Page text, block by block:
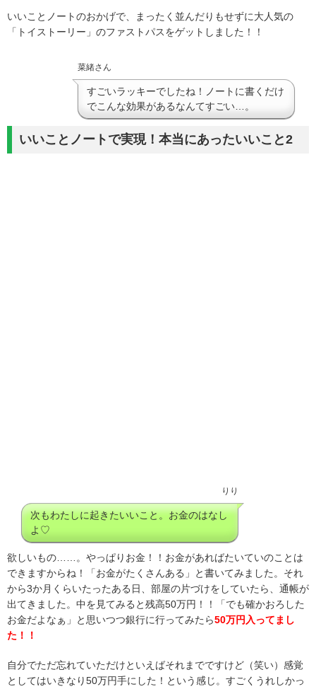
いいことノートのおかげで、まったく並んだりもせずに大人気の
「トイストーリー」のファストパスをゲットしました！！
菜緒さん
すごいラッキーでしたね！ノートに書くだけ
でこんな効果があるなんてすごい…。
いいことノートで実現！本当にあったいいこと2
りり
次もわたしに起きたいいこと。お金のはなし
よ♡
欲しいもの……。やっぱりお金！！お金があればたいていのことは
できますからね！「お金がたくさんある」と書いてみました。それ
から3か月くらいたったある日、部屋の片づけをしていたら、通帳が
出てきました。中を見てみると残高50万円！！「でも確かおろした
お金だよなぁ」と思いつつ銀行に行ってみたら50万円入ってまし
た！！
自分でただ忘れていただけといえばそれまでですけど（笑い）感覚
としてはいきなり50万円手にした！という感じ。すごくうれしかっ